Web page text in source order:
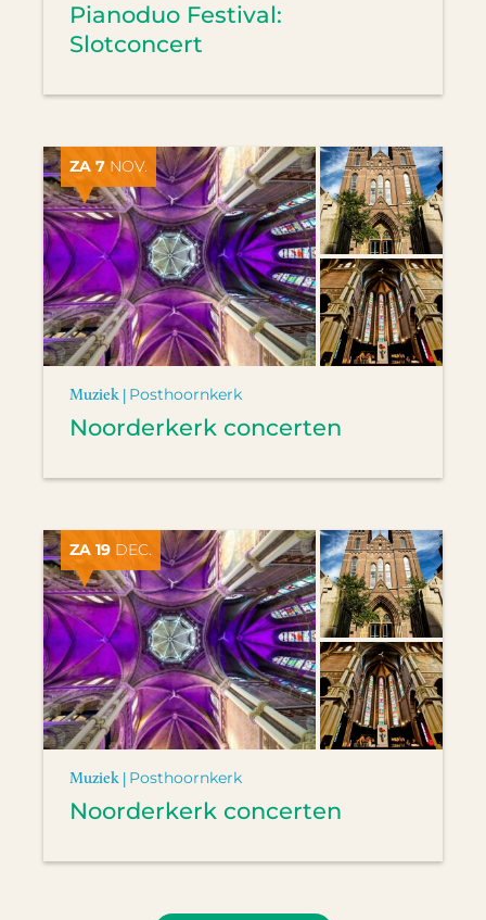
Pianoduo Festival:
Slotconcert
ZA 7 NOV.
Muziek | Posthoornkerk
Noorderkerk concerten
ZA 19 DEC.
Muziek | Posthoornkerk
Noorderkerk concerten